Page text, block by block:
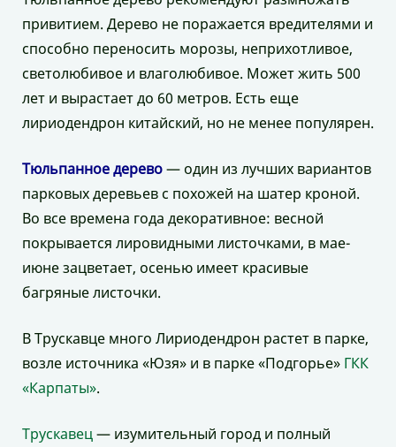
привитием. Дерево не поражается вредителями и
способно переносить морозы, неприхотливое,
светолюбивое и влаголюбивое. Может жить 500
лет и вырастает до 60 метров. Есть еще
лириодендрон китайский, но не менее популярен.
Тюльпанное дерево— один из лучших вариантов
парковых деревьев с похожей на шатер кроной.
Во все времена года декоративное: весной
покрывается лировидными листочками, в мае-
июне зацветает, осенью имеет красивые
багряные листочки.
В Трускавце много Лириодендрон растет в парке,
возле источника «Юзя» и в парке «Подгорье» ГКК
«Карпаты».
Трускавец— изумительный город и полный